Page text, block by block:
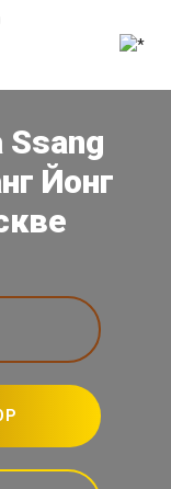
Йонг